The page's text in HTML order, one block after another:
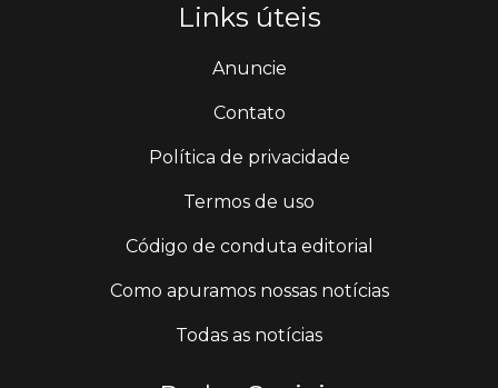
Links úteis
Anuncie
Contato
Política de privacidade
Termos de uso
Código de conduta editorial
Como apuramos nossas notícias
Todas as notícias